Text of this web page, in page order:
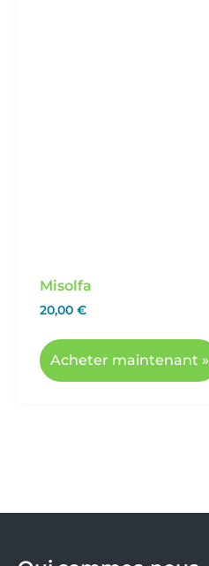
Misolfa
20,00 €
Acheter maintenant »